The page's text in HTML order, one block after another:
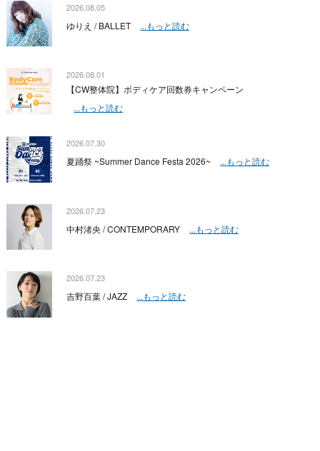
2026.08.05
ゆりえ / BALLET ...もっと読む
2026.08.01
【CW整体院】ボディケア回数券キャンペーン
...もっと読む
2026.07.30
夏踊祭 ~Summer Dance Festa 2026~ ...もっと読む
2026.07.23
中村渚央 / CONTEMPORARY ...もっと読む
2026.07.23
吉野百葉 / JAZZ ...もっと読む